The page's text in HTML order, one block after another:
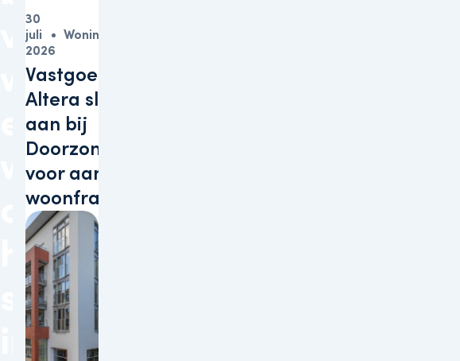
voor
woningen
en
winkels
de
hoogste
status
in
Vastgoedbelegger
Altera sluit zich
aan bij
Doorzonconvenant
voor aanpak
woonfraude
30
juli
2026
Woningen